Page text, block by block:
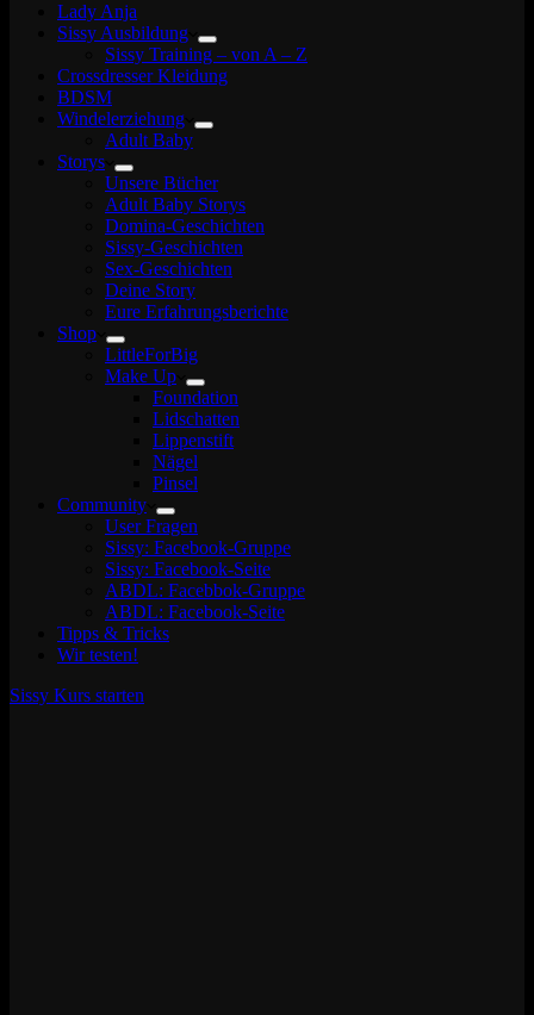
Lady Anja
Sissy Ausbildung
Sissy Training – von A – Z
Crossdresser Kleidung
BDSM
Windelerziehung
Adult Baby
Storys
Unsere Bücher
Adult Baby Storys
Domina-Geschichten
Sissy-Geschichten
Sex-Geschichten
Deine Story
Eure Erfahrungsberichte
Shop
LittleForBig
Make Up
Foundation
Lidschatten
Lippenstift
Nägel
Pinsel
Community
User Fragen
Sissy: Facebook-Gruppe
Sissy: Facebook-Seite
ABDL: Facebbok-Gruppe
ABDL: Facebook-Seite
Tipps & Tricks
Wir testen!
Sissy Kurs starten